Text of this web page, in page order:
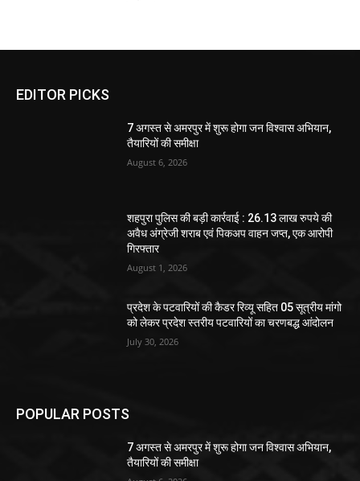
EDITOR PICKS
7 अगस्त से अमरपुर में शुरू होगा जन विश्वास अभियान,
तैयारियों की समीक्षा
August 6, 2026
शहपुरा पुलिस की बड़ी कार्रवाई : 26.13 लाख रुपये की
अवैध अंग्रेजी शराब एवं पिकअप वाहन जप्त, एक आरोपी
गिरफ्तार
August 1, 2026
प्रदेश के पटवारियों की कैडर रिव्यू सहित 05 सूत्रीय मांगो
को लेकर प्रदेश स्तरीय पटवारियों का चरणबद्ध आंदोलन
July 30, 2026
POPULAR POSTS
7 अगस्त से अमरपुर में शुरू होगा जन विश्वास अभियान,
तैयारियों की समीक्षा